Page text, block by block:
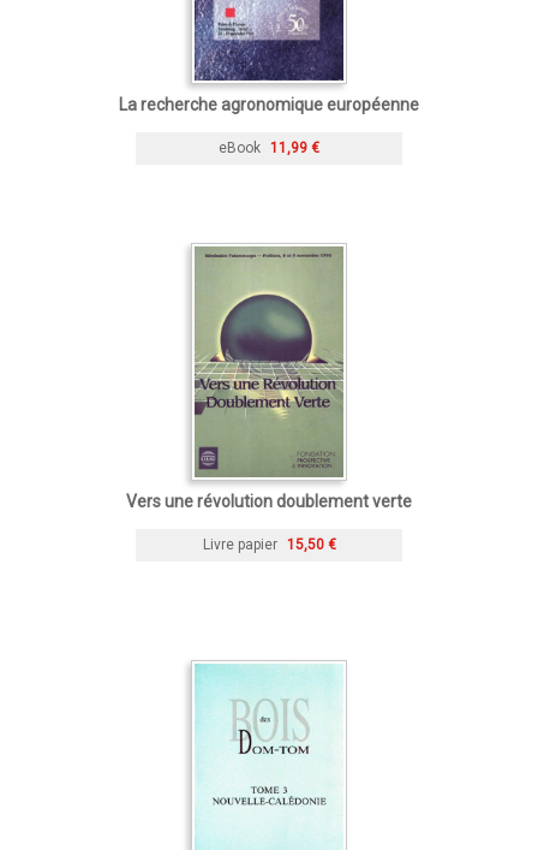
La recherche agronomique européenne
eBook 11,99 €
Vers une révolution doublement verte
Livre papier 15,50 €